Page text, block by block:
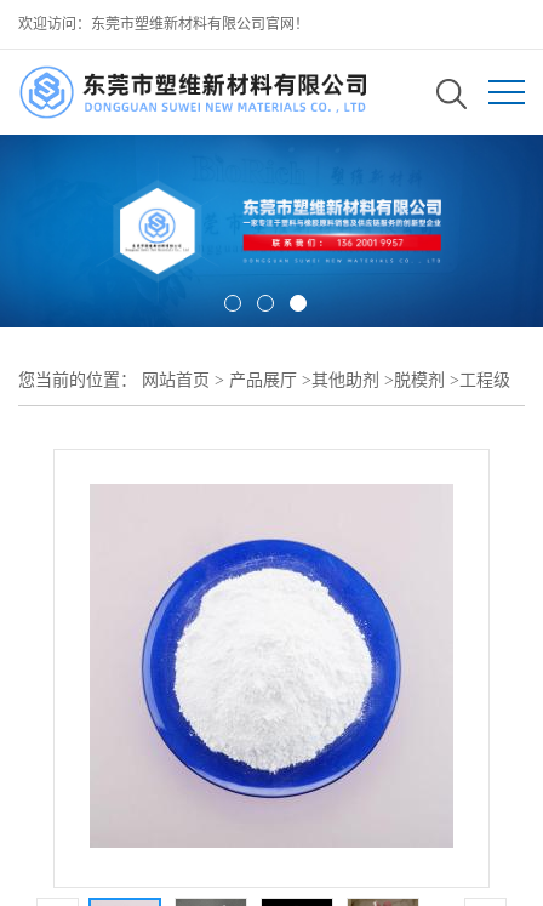
欢迎访问：东莞市塑维新材料有限公司官网！
您当前的位置： 网站首页 > 产品展厅 >其他助剂 >脱模剂 >工程级